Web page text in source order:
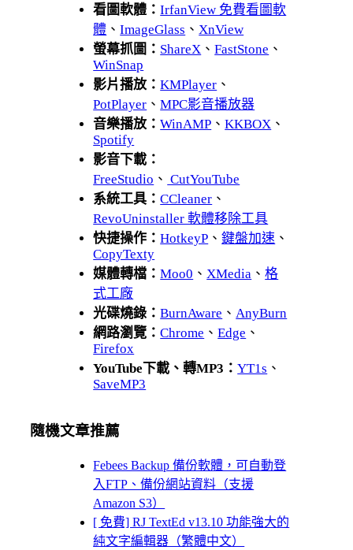
看圖軟體：IrfanView 免費看圖軟
體 、ImageGlass 、 XnView
螢幕抓圖： ShareX 、FastStone 、
WinSnap
影片播放：KMPlayer 、
PotPlayer 、MPC影音播放器
音樂播放：WinAMP 、KKBOX 、
Spotify
影音下載：
FreeStudio 、 CutYouTube
系統工具：CCleaner 、
RevoUninstaller 軟體移除工具
快捷操作：HotkeyP 、鍵盤加速 、
CopyTexty
媒體轉檔：Moo0 、 XMedia 、格
式工廠
光碟燒錄：BurnAware 、 AnyBurn
網路瀏覽：Chrome 、Edge 、
Firefox
YouTube下載、轉MP3：YT1s 、
SaveMP3
隨機文章推薦
Febees Backup 備份軟體，可自動登
入FTP、備份網站資料（支援
Amazon S3）
[ 免費] RJ TextEd v13.10 功能強大的
純文字編輯器（繁體中文）